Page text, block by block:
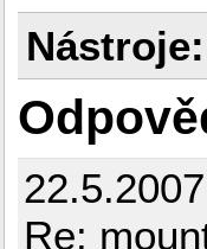
Nástroje:
Re: